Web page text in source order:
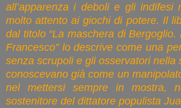
all’apparenza i deboli e gli indifesi
molto attento ai giochi di potere. Il
dal titolo “La maschera di
Francesco” lo descrive come una
senza scrupoli e gli osservatori nella
conoscevano già come un
nel mettersi sempre in mostra,
sostenitore del dittatore populista